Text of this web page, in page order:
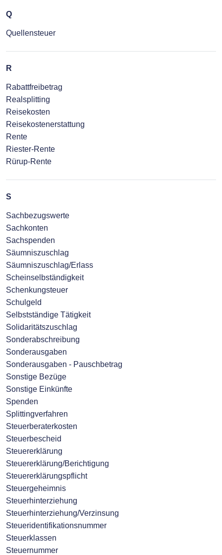
Q
Quellensteuer
R
Rabattfreibetrag
Realsplitting
Reisekosten
Reisekostenerstattung
Rente
Riester-Rente
Rürup-Rente
S
Sachbezugswerte
Sachkonten
Sachspenden
Säumniszuschlag
Säumniszuschlag/Erlass
Scheinselbständigkeit
Schenkungsteuer
Schulgeld
Selbstständige Tätigkeit
Solidaritätszuschlag
Sonderabschreibung
Sonderausgaben
Sonderausgaben - Pauschbetrag
Sonstige Bezüge
Sonstige Einkünfte
Spenden
Splittingverfahren
Steuerberaterkosten
Steuerbescheid
Steuererklärung
Steuererklärung/Berichtigung
Steuererklärungspflicht
Steuergeheimnis
Steuerhinterziehung
Steuerhinterziehung/Verzinsung
Steueridentifikationsnummer
Steuerklassen
Steuernummer